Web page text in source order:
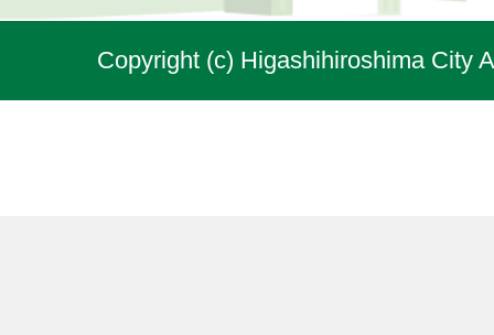
Copyright (c) Higashihiroshima City